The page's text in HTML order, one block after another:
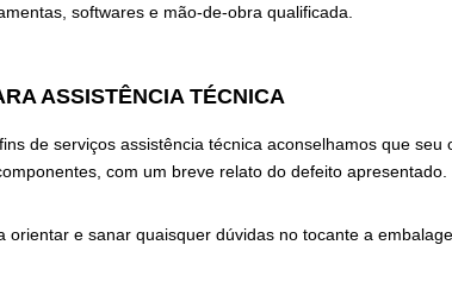
softwares e mão-de-obra qualificada.
ASSISTÊNCIA TÉCNICA
de serviços assistência técnica aconselhamos que
com um breve relato do defeito apresentado.
e sanar quaisquer dúvidas no tocante a